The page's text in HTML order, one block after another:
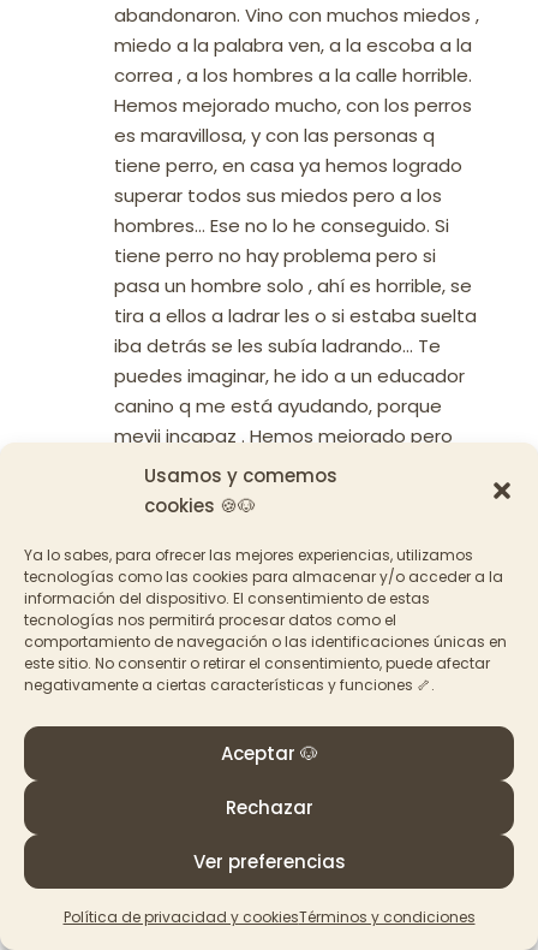
Usamos y comemos
cookies 🍪🐶
Ya lo sabes, para ofrecer las mejores experiencias, utilizamos
tecnologías como las cookies para almacenar y/o acceder a la
información del dispositivo. El consentimiento de estas
tecnologías nos permitirá procesar datos como el
comportamiento de navegación o las identificaciones únicas en
este sitio. No consentir o retirar el consentimiento, puede afectar
negativamente a ciertas características y funciones 🦴.
Aceptar 🐶
Rechazar
Ver preferencias
Política de privacidad y cookiesTérminos y condiciones
abandonaron. Vino con muchos miedos ,
miedo a la palabra ven, a la escoba a la
correa , a los hombres a la calle horrible.
Hemos mejorado mucho, con los perros
es maravillosa, y con las personas q
tiene perro, en casa ya hemos logrado
superar todos sus miedos pero a los
hombres… Ese no lo he conseguido. Si
tiene perro no hay problema pero si
pasa un hombre solo , ahí es horrible, se
tira a ellos a ladrar les o si estaba suelta
iba detrás se les subía ladrando… Te
puedes imaginar, he ido a un educador
canino q me está ayudando, porque
mevii incapaz . Hemos mejorado pero
me queda mucho y verte a ti en este
video me ha dado mucha fuerza para
Responder
Patricia Guerrero el octubre 2, 2017
a las 9:37 pm
Aix… no quiero ni pensar lo que le
deben haber hecho. que suerte ha
puede! podrás conseguir la mejor
versión de tu perrins. Te he enviado
un regalo a tu mail. muy buena idea
entrenar con un profesional. un beso!